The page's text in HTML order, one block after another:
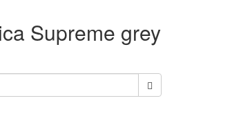
Supreme grey